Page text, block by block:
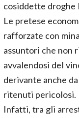
cosiddette droghe
Le pretese
rafforzate con
assuntori che non
avvalendosi del
derivante anche
ritenuti pericolosi.
Infatti, tra gli